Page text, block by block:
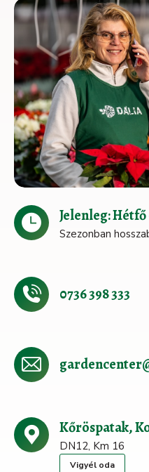
Jelenleg: Hétfő
Szezonban
0736 398 333
Kőröspatak,
DN12, Km 16
Vigyél oda